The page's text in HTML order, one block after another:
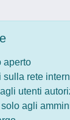
aperto
rete
utenti
agli